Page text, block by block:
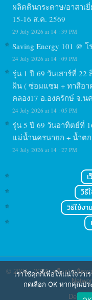
ผลิตดินกระดาษ/อาสาเ
15-16 ส.ค. 2569
29 July 2026 at 14 : 39 PM
Saving Energy 101 @
24 July 2026 at 14 : 09 PM
รุ่น 1 ปี 69 วันเสาร์ที่
ฝัน ( ซ่อมแซม + ทาสีอา
คลอง17 อ.องครักษ์ จ.น
24 July 2026 at 14 : 05 PM
รุ่น 5 ปี 69 วันอาทิตย์ที่
แม่น้ำนครนายก + น้ำตก
24 July 2026 at 14 : 27 PM
วิธี
วิธีใช้ง
© 2004 - 2024เครือข่ายจิตอ
เราใช้คุกกี้เพื่อให้แน่ใจว่า
กดเลือก OK หากคุณป